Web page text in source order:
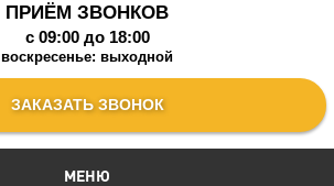
ПРИЁМ ЗВОНКОВ
c 09:00 до 18:00
воскресенье: выходной
ЗАКАЗАТЬ ЗВОНОК
МЕНЮ